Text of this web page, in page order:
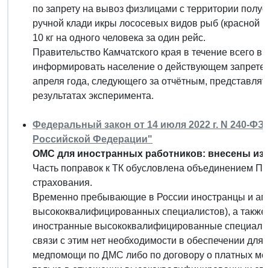
по запрету на вывоз физлицами с территории
ручной клади икры лососевых видов рыб (красной
10 кг на одного человека за один рейс.
Правительство Камчатского края в течение всего
информировать население о действующем
апреля года, следующего за отчётным,
результатах эксперимента.
Федеральный закон от 14 июля 2022 г. N 240-
Российской Федерации"
ОМС для иностранных работников: внесены
Часть поправок к ТК обусловлена объединением
страхования.
Временно пребывающие в России иностранцы и
высококвалифицированных специалистов), а
иностранные высококвалифицированные
связи с этим нет необходимости в обеспечении для
медпомощи по ДМС либо по договору о платных